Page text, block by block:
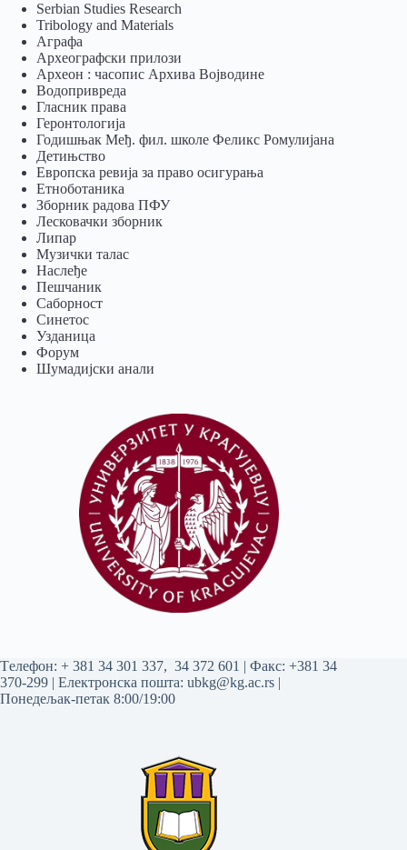
Serbian Studies Research
Tribology and Materials
Аграфа
Археографски прилози
Археон : часопис Архива Војводине
Водопривреда
Гласник права
Геронтологија
Годишњак Међ. фил. школе Феликс Ромулијана
Детињство
Европска ревија за право осигурања
Eтноботаника
Зборник радова ПФУ
Лесковачки зборник
Липар
Музички талас
Наслеђе
Пешчаник
Саборност
Синетос
Узданица
Форум
Шумадијски анали
Tелефон: + 381 34 301 337, 34 372 601 | Факс: +381 34
370-299 | Електронска пошта: ubkg@kg.ac.rs |
Понедељак-петак 8:00/19:00